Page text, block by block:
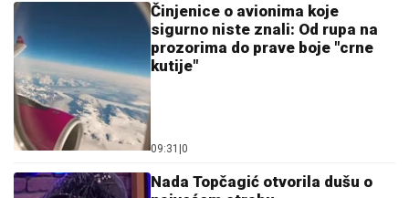
Činjenice o avionima koje
sigurno niste znali: Od rupa na
prozorima do prave boje "crne
kutije"
09:31 0
Nada Topčagić otvorila dušu o